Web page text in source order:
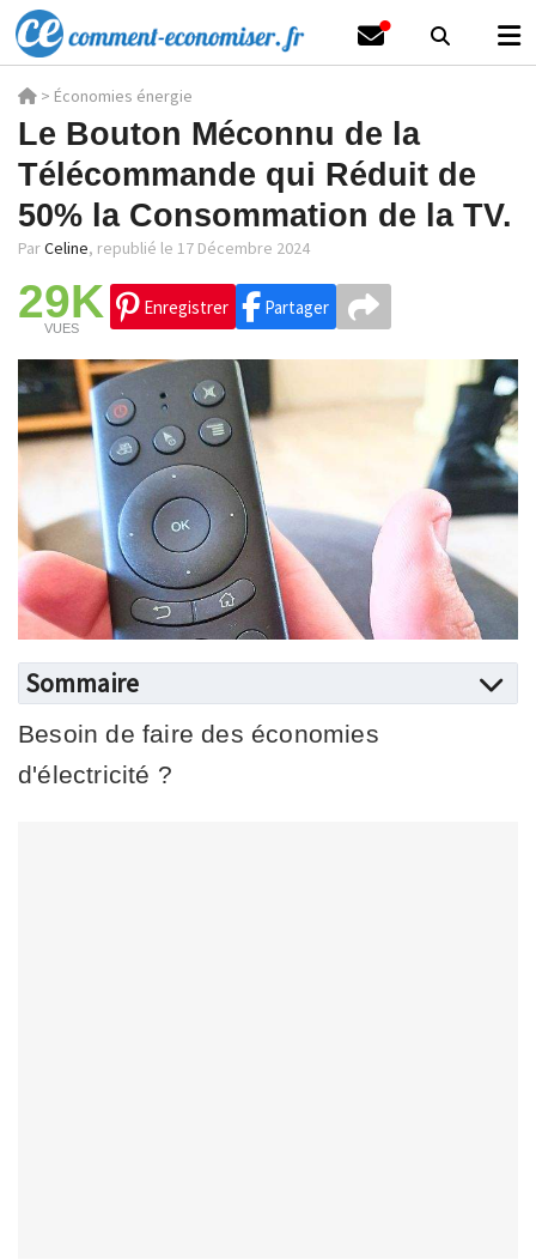
> Économies énergie
Le Bouton Méconnu de la
Télécommande qui Réduit de
50% la Consommation de la TV.
ParCeline, republié le 17 Décembre 2024
29K
VUES
Enregistrer Partager
Sommaire
Besoin de faire des économies
d'électricité ?